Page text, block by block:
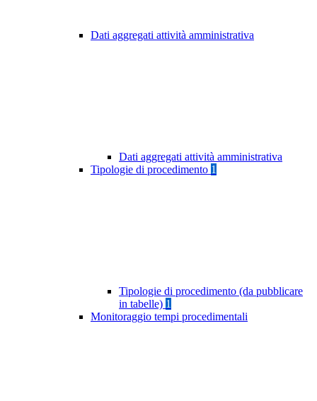
Dati aggregati attività amministrativa
Dati aggregati attività amministrativa
Tipologie di procedimento 1
Tipologie di procedimento (da pubblicare
in tabelle) 1
Monitoraggio tempi procedimentali